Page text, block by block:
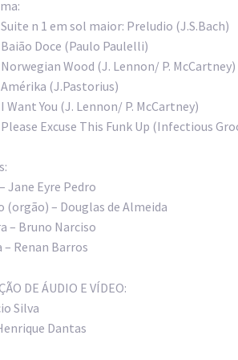
n 1 em sol maior: Preludio (J.S.Bach)
Doce (Paulo Paulelli)
Wood (J. Lennon/ P. McCartney)
(J.Pastorius)
Want You (J. Lennon/ P. McCartney)
Excuse This Funk Up (Infectious
Jane Eyre Pedro
(orgão) – Douglas de Almeida
– Bruno Narciso
– Renan Barros
DE ÁUDIO E VÍDEO:
Silva
Dantas